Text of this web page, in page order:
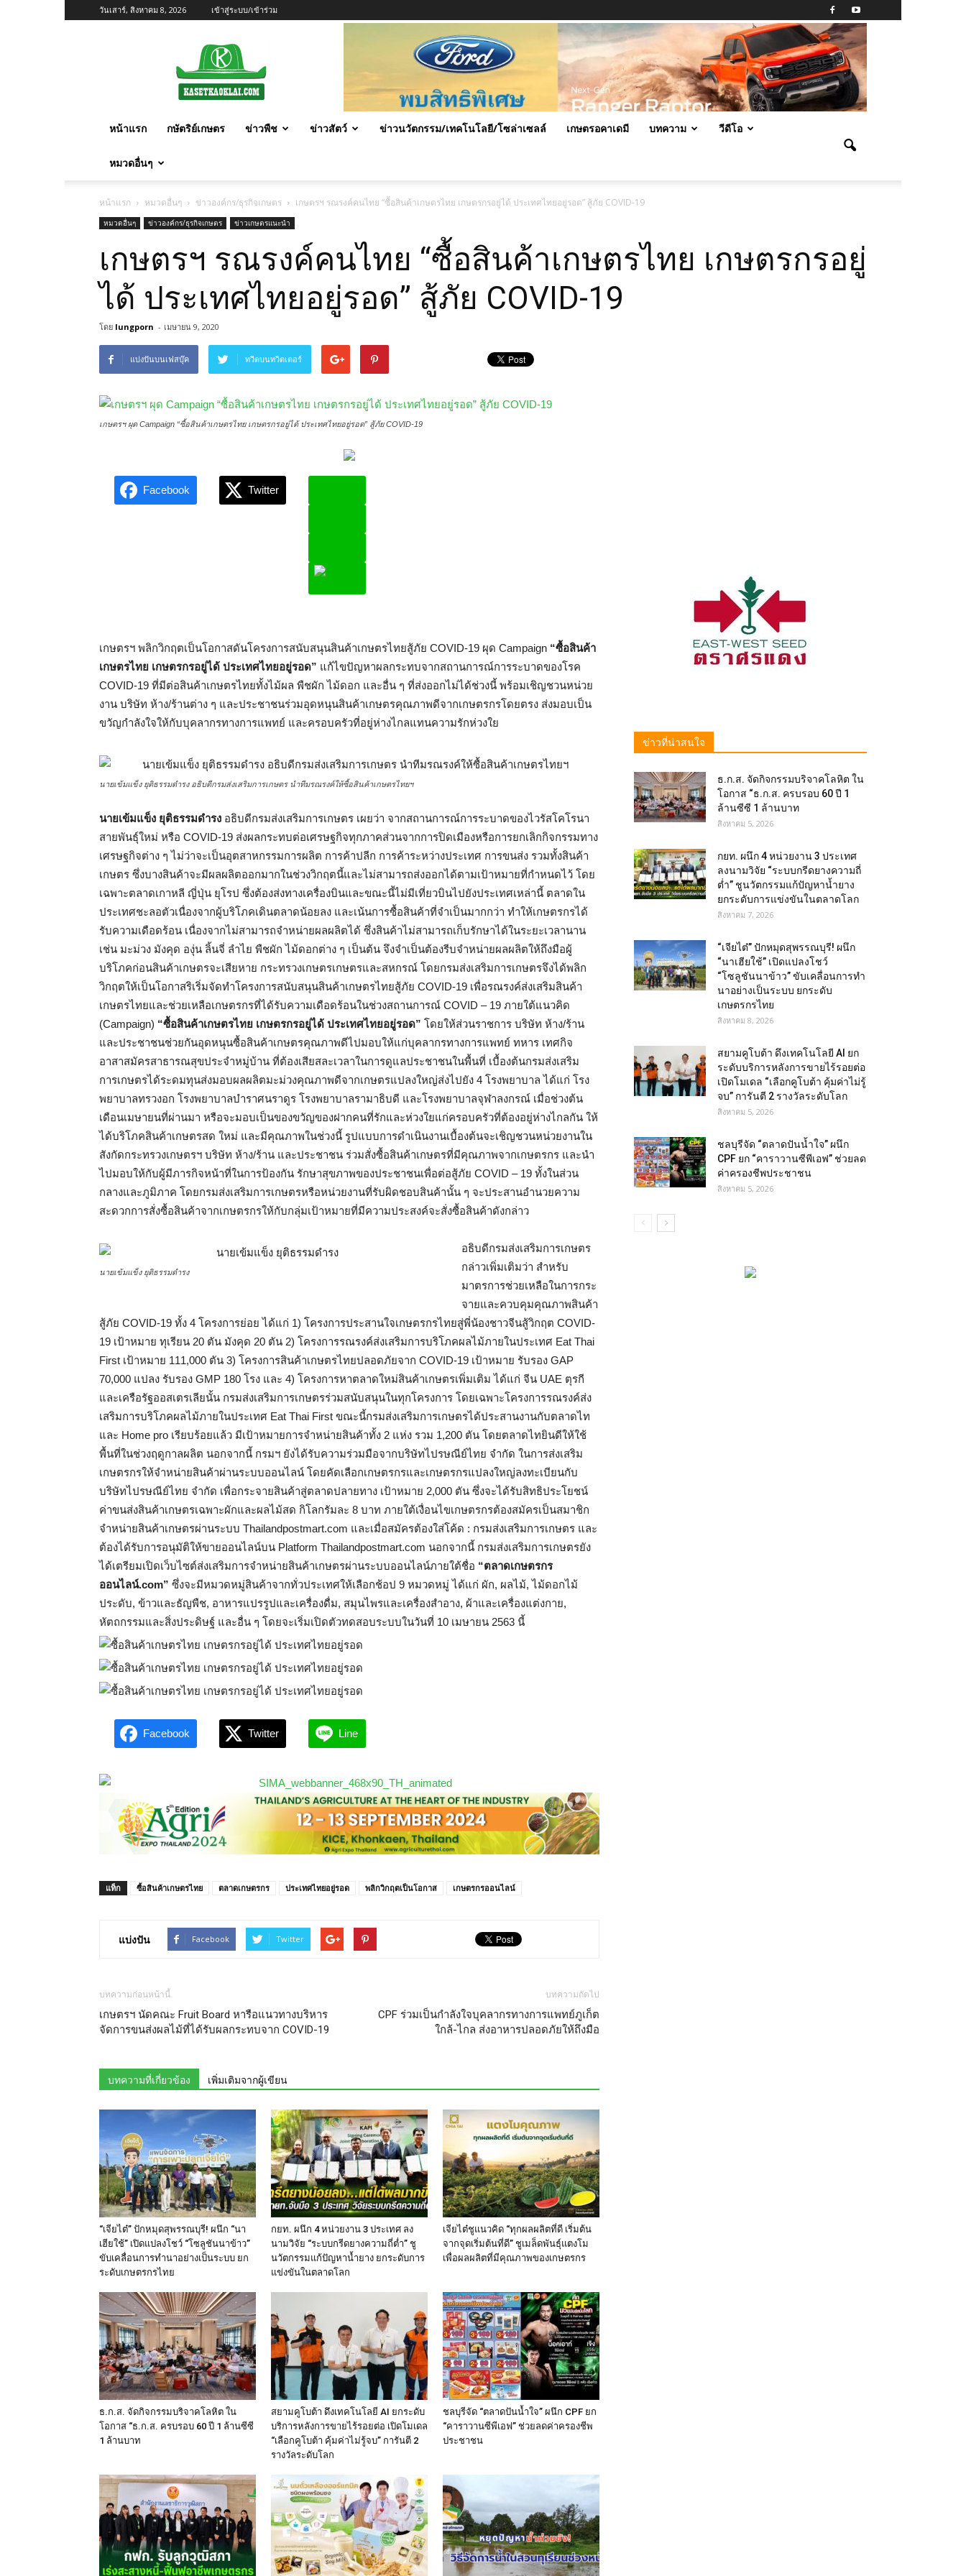
วันเสาร์, สิงหาคม 8, 2026 เข้าสู่ระบบ/เข้าร่วม
หน้าแรก กษัตริย์เกษตร ข่าวพืช ข่าวสัตว์ ข่าวนวัตกรรม/เทคโนโลยี/โซล่าเซลล์ เกษตรอคาเดมี บทความ วีดีโอ
หมวดอื่นๆ
หน้าแรก หมวดอื่นๆ ข่าวองค์กร/ธุรกิจเกษตร เกษตรฯ รณรงค์คนไทย “ซื้อสินค้าเกษตรไทย เกษตรกรอยู่ได้ ประเทศไทยอยู่รอด” สู้ภัย COVID-19
หมวดอื่นๆ ข่าวองค์กร/ธุรกิจเกษตร ข่าวเกษตรแนะนำ
เกษตรฯ รณรงค์คนไทย “ซื้อสินค้าเกษตรไทย เกษตรกรอยู่
ได้ ประเทศไทยอยู่รอด” สู้ภัย COVID-19
โดย lungporn - เมษายน 9, 2020
แบ่งปันบนเฟสบุ๊ค ทวีตบนทวิตเตอร์
เกษตรฯ ผุด Campaign “ซื้อสินค้าเกษตรไทย เกษตรกรอยู่ได้ ประเทศไทยอยู่รอด” สู้ภัย COVID-19
Facebook Twitter
เกษตรฯ พลิกวิกฤตเป็นโอกาสดันโครงการสนับสนุนสินค้าเกษตรไทยสู้ภัย COVID-19 ผุด Campaign “ซื้อสินค้า
เกษตรไทย เกษตรกรอยู่ได้ ประเทศไทยอยู่รอด” แก้ไขปัญหาผลกระทบจากสถานการณ์การระบาดของโรค
COVID-19 ที่มีต่อสินค้าเกษตรไทยทั้งไม้ผล พืชผัก ไม้ดอก และอื่น ๆ ที่ส่งออกไม่ได้ช่วงนี้ พร้อมเชิญชวนหน่วย
งาน บริษัท ห้าง/ร้านต่าง ๆ และประชาชนร่วมอุดหนุนสินค้าเกษตรคุณภาพดีจากเกษตรกรโดยตรง ส่งมอบเป็น
ขวัญกำลังใจให้กับบุคลากรทางการแพทย์ และครอบครัวที่อยู่ห่างไกลแทนความรักห่วงใย
นายเข้มแข็ง ยุติธรรมดำรง อธิบดีกรมส่งเสริมการเกษตร นำทีมรณรงค์ให้ซื้อสินค้าเกษตรไทยฯ
นายเข้มแข็ง ยุติธรรมดำรง อธิบดีกรมส่งเสริมการเกษตร เผยว่า จากสถานการณ์การระบาดของไวรัสโคโรนา
สายพันธุ์ใหม่ หรือ COVID-19 ส่งผลกระทบต่อเศรษฐกิจทุกภาคส่วนจากการปิดเมืองหรือการยกเลิกกิจกรรมทาง
เศรษฐกิจต่าง ๆ ไม่ว่าจะเป็นอุตสาหกรรมการผลิต การค้าปลีก การค้าระหว่างประเทศ การขนส่ง รวมทั้งสินค้า
เกษตร ซึ่งบางสินค้าจะมีผลผลิตออกมากในช่วงวิกฤตนี้และไม่สามารถส่งออกได้ตามเป้าหมายที่กำหนดไว้ โดย
เฉพาะตลาดเกาหลี ญี่ปุ่น ยุโรป ซึ่งต้องส่งทางเครื่องบินและขณะนี้ไม่มีเที่ยวบินไปยังประเทศเหล่านี้ ตลาดใน
ประเทศชะลอตัวเนื่องจากผู้บริโภคเดินตลาดน้อยลง และเน้นการซื้อสินค้าที่จำเป็นมากกว่า ทำให้เกษตรกรได้
รับความเดือดร้อน เนื่องจากไม่สามารถจำหน่ายผลผลิตได้ ซึ่งสินค้าไม่สามารถเก็บรักษาได้ในระยะเวลานาน
เช่น มะม่วง มังคุด องุ่น ลิ้นจี่ ลำไย พืชผัก ไม้ดอกต่าง ๆ เป็นต้น จึงจำเป็นต้องรีบจำหน่ายผลผลิตให้ถึงมือผู้
บริโภคก่อนสินค้าเกษตรจะเสียหาย กระทรวงเกษตรเกษตรและสหกรณ์ โดยกรมส่งเสริมการเกษตรจึงได้พลิก
วิกฤตให้เป็นโอกาสริเริ่มจัดทำโครงการสนับสนุนสินค้าเกษตรไทยสู้ภัย COVID-19 เพื่อรณรงค์ส่งเสริมสินค้า
เกษตรไทยและช่วยเหลือเกษตรกรที่ได้รับความเดือดร้อนในช่วงสถานการณ์ COVID – 19 ภายใต้แนวคิด
(Campaign) “ซื้อสินค้าเกษตรไทย เกษตรกรอยู่ได้ ประเทศไทยอยู่รอด” โดยให้ส่วนราชการ บริษัท ห้าง/ร้าน
และประชาชนช่วยกันอุดหนุนซื้อสินค้าเกษตรคุณภาพดีไปมอบให้แก่บุคลากรทางการแพทย์ ทหาร เทศกิจ
อาสาสมัครสาธารณสุขประจำหมู่บ้าน ที่ต้องเสียสละเวลาในการดูแลประชาชนในพื้นที่ เบื้องต้นกรมส่งเสริม
การเกษตรได้ระดมทุนส่งมอบผลผลิตมะม่วงคุณภาพดีจากเกษตรแปลงใหญ่ส่งไปยัง 4 โรงพยาบาล ได้แก่ โรง
พยาบาลทรวงอก โรงพยาบาลบำราศนราดูร โรงพยาบาลรามาธิบดี และโรงพยาบาลจุฬาลงกรณ์ เมื่อช่วงต้น
เดือนเมษายนที่ผ่านมา หรือจะมอบเป็นของขวัญของฝากคนที่รักและห่วงใยแก่ครอบครัวที่ต้องอยู่ห่างไกลกัน ให้
ได้บริโภคสินค้าเกษตรสด ใหม่ และมีคุณภาพในช่วงนี้ รูปแบบการดำเนินงานเบื้องต้นจะเชิญชวนหน่วยงานใน
สังกัดกระทรวงเกษตรฯ บริษัท ห้าง/ร้าน และประชาชน ร่วมสั่งซื้อสินค้าเกษตรที่มีคุณภาพจากเกษตรกร และนำ
ไปมอบให้กับผู้มีภารกิจหน้าที่ในการป้องกัน รักษาสุขภาพของประชาชนเพื่อต่อสู้ภัย COVID – 19 ทั้งในส่วน
กลางและภูมิภาค โดยกรมส่งเสริมการเกษตรหรือหน่วยงานที่รับผิดชอบสินค้านั้น ๆ จะประสานอำนวยความ
สะดวกการสั่งซื้อสินค้าจากเกษตรกรให้กับกลุ่มเป้าหมายที่มีความประสงค์จะสั่งซื้อสินค้าดังกล่าว
นายเข้มแข็ง ยุติธรรมดำรง
อธิบดีกรมส่งเสริมการเกษตร
กล่าวเพิ่มเติมว่า สำหรับ
มาตรการช่วยเหลือในการกระ
จายและควบคุมคุณภาพสินค้า
สู้ภัย COVID-19 ทั้ง 4 โครงการย่อย ได้แก่ 1) โครงการประสานใจเกษตรกรไทยสู่พี่น้องชาวจีนสู้วิกฤต COVID-
19 เป้าหมาย ทุเรียน 20 ตัน มังคุด 20 ตัน 2) โครงการรณรงค์ส่งเสริมการบริโภคผลไม้ภายในประเทศ Eat Thai
First เป้าหมาย 111,000 ตัน 3) โครงการสินค้าเกษตรไทยปลอดภัยจาก COVID-19 เป้าหมาย รับรอง GAP
70,000 แปลง รับรอง GMP 180 โรง และ 4) โครงการหาตลาดใหม่สินค้าเกษตรเพิ่มเติม ได้แก่ จีน UAE ตุรกี
และเครือรัฐออสเตรเลียนั้น กรมส่งเสริมการเกษตรร่วมสนับสนุนในทุกโครงการ โดยเฉพาะโครงการรณรงค์ส่ง
เสริมการบริโภคผลไม้ภายในประเทศ Eat Thai First ขณะนี้กรมส่งเสริมการเกษตรได้ประสานงานกับตลาดไท
และ Home pro เรียบร้อยแล้ว มีเป้าหมายการจำหน่ายสินค้าทั้ง 2 แห่ง รวม 1,200 ตัน โดยตลาดไทยินดีให้ใช้
พื้นที่ในช่วงฤดูกาลผลิต นอกจากนี้ กรมฯ ยังได้รับความร่วมมือจากบริษัทไปรษณีย์ไทย จำกัด ในการส่งเสริม
เกษตรกรให้จำหน่ายสินค้าผ่านระบบออนไลน์ โดยคัดเลือกเกษตรกรและเกษตรกรแปลงใหญ่ลงทะเบียนกับ
บริษัทไปรษณีย์ไทย จำกัด เพื่อกระจายสินค้าสู่ตลาดปลายทาง เป้าหมาย 2,000 ตัน ซึ่งจะได้รับสิทธิประโยชน์
ค่าขนส่งสินค้าเกษตรเฉพาะผักและผลไม้สด กิโลกรัมละ 8 บาท ภายใต้เงื่อนไขเกษตรกรต้องสมัครเป็นสมาชิก
จำหน่ายสินค้าเกษตรผ่านระบบ Thailandpostmart.com และเมื่อสมัครต้องใส่โค้ด : กรมส่งเสริมการเกษตร และ
ต้องได้รับการอนุมัติให้ขายออนไลน์บน Platform Thailandpostmart.com นอกจากนี้ กรมส่งเสริมการเกษตรยัง
ได้เตรียมเปิดเว็บไซต์ส่งเสริมการจำหน่ายสินค้าเกษตรผ่านระบบออนไลน์ภายใต้ชื่อ “ตลาดเกษตรกร
ออนไลน์.com” ซึ่งจะมีหมวดหมู่สินค้าจากทั่วประเทศให้เลือกช้อป 9 หมวดหมู่ ได้แก่ ผัก, ผลไม้, ไม้ดอกไม้
ประดับ, ข้าวและธัญพืช, อาหารแปรรูปและเครื่องดื่ม, สมุนไพรและเครื่องสำอาง, ผ้าและเครื่องแต่งกาย,
หัตถกรรมและสิ่งประดิษฐ์ และอื่น ๆ โดยจะเริ่มเปิดตัวทดสอบระบบในวันที่ 10 เมษายน 2563 นี้
Facebook Twitter Line
แท็ก ซื้อสินค้าเกษตรไทย ตลาดเกษตรกร ประเทศไทยอยู่รอด พลิกวิกฤตเป็นโอกาส เกษตรกรออนไลน์
แบ่งปัน Facebook Twitter
บทความก่อนหน้านี้
เกษตรฯ นัดคณะ Fruit Board หารือแนวทางบริหาร
จัดการขนส่งผลไม้ที่ได้รับผลกระทบจาก COVID-19
บทความถัดไป
CPF ร่วมเป็นกำลังใจบุคลากรทางการแพทย์ภูเก็ต
ใกล้-ไกล ส่งอาหารปลอดภัยให้ถึงมือ
บทความที่เกี่ยวข้อง เพิ่มเติมจากผู้เขียน
“เจียไต๋” ปักหมุดสุพรรณบุรี! ผนึก “นา
เฮียใช้” เปิดแปลงโชว์ “โซลูชันนาข้าว”
ขับเคลื่อนการทำนาอย่างเป็นระบบ ยก
ระดับเกษตรกรไทย
กยท. ผนึก 4 หน่วยงาน 3 ประเทศ ลง
นามวิจัย “ระบบกรีดยางความถี่ต่ำ” ชู
นวัตกรรมแก้ปัญหาน้ำยาง ยกระดับการ
แข่งขันในตลาดโลก
เจียไต๋ชูแนวคิด “ทุกผลผลิตที่ดี เริ่มต้น
จากจุดเริ่มต้นที่ดี” ชูเมล็ดพันธุ์แตงโม
เพื่อผลผลิตที่มีคุณภาพของเกษตรกร
ธ.ก.ส. จัดกิจกรรมบริจาคโลหิต ใน
โอกาส “ธ.ก.ส. ครบรอบ 60 ปี 1 ล้านซีซี
1 ล้านบาท
สยามคูโบต้า ดึงเทคโนโลยี AI ยกระดับ
บริการหลังการขายไร้รอยต่อ เปิดโมเดล
“เลือกคูโบต้า คุ้มค่าไม่รู้จบ” การันตี 2
รางวัลระดับโลก
ชลบุรีจัด “ตลาดปันน้ำใจ” ผนึก CPF ยก
“คาราวานซีพีเอฟ” ช่วยลดค่าครองชีพ
ประชาชน
ข่าวที่น่าสนใจ
ธ.ก.ส. จัดกิจกรรมบริจาคโลหิต ใน
โอกาส “ธ.ก.ส. ครบรอบ 60 ปี 1
ล้านซีซี 1 ล้านบาท
สิงหาคม 5, 2026
กยท. ผนึก 4 หน่วยงาน 3 ประเทศ
ลงนามวิจัย “ระบบกรีดยางความถี่
ต่ำ” ชูนวัตกรรมแก้ปัญหาน้ำยาง
ยกระดับการแข่งขันในตลาดโลก
สิงหาคม 7, 2026
“เจียไต๋” ปักหมุดสุพรรณบุรี! ผนึก
“นาเฮียใช้” เปิดแปลงโชว์
“โซลูชันนาข้าว” ขับเคลื่อนการทำ
นาอย่างเป็นระบบ ยกระดับ
เกษตรกรไทย
สิงหาคม 8, 2026
สยามคูโบต้า ดึงเทคโนโลยี AI ยก
ระดับบริการหลังการขายไร้รอยต่อ
เปิดโมเดล “เลือกคูโบต้า คุ้มค่าไม่รู้
จบ” การันตี 2 รางวัลระดับโลก
สิงหาคม 5, 2026
ชลบุรีจัด “ตลาดปันน้ำใจ” ผนึก
CPF ยก “คาราวานซีพีเอฟ” ช่วยลด
ค่าครองชีพประชาชน
สิงหาคม 5, 2026